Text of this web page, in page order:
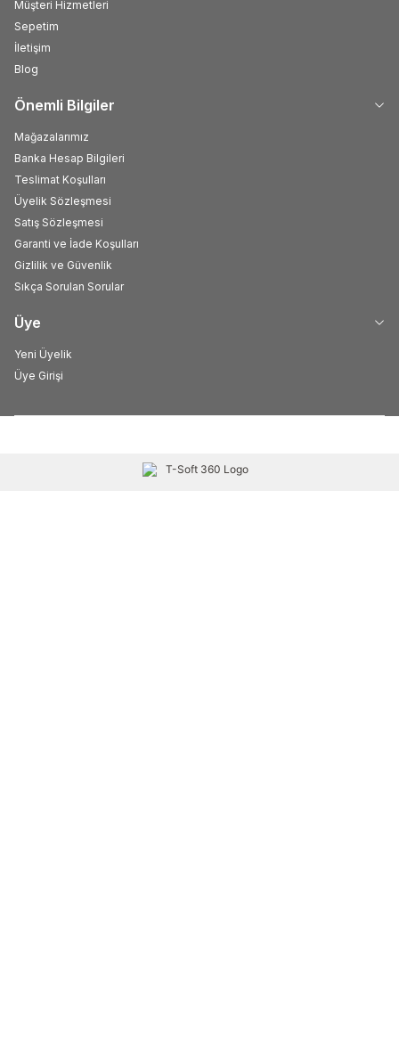
Müşteri Hizmetleri
Sepetim
İletişim
Blog
Önemli Bilgiler
Mağazalarımız
Banka Hesap Bilgileri
Teslimat Koşulları
Üyelik Sözleşmesi
Satış Sözleşmesi
Garanti ve İade Koşulları
Gizlilik ve Güvenlik
Sıkça Sorulan Sorular
Üye
Yeni Üyelik
Üye Girişi